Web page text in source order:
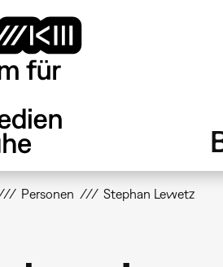
Personen Stephan Lewetz